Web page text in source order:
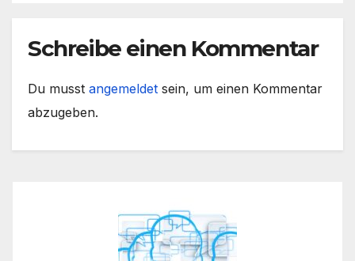
Schreibe einen Kommentar
Du musst angemeldet sein, um einen Kommentar
abzugeben.